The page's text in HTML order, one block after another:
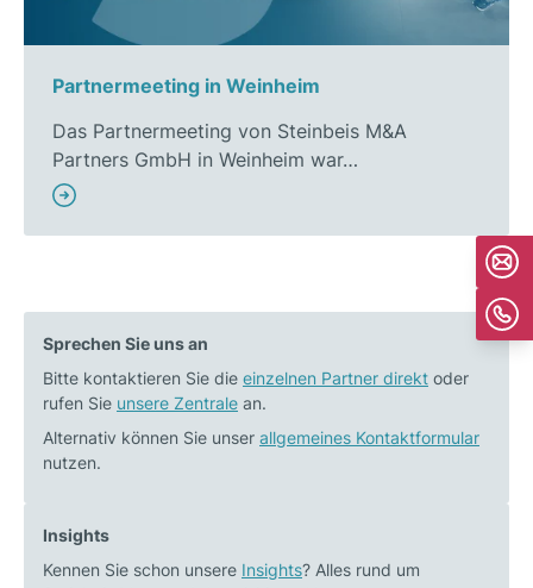
Partnermeeting in Weinheim
Das Partnermeeting von Steinbeis M&A
Partners GmbH in Weinheim war…
Sprechen Sie uns an
Bitte kontaktieren Sie die einzelnen Partner direkt oder
rufen Sie unsere Zentrale an.
Alternativ können Sie unser allgemeines Kontaktformular
nutzen.
Insights
Kennen Sie schon unsere Insights? Alles rund um